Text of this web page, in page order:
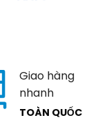
Giao hàng
nhanh
TOÀN QUỐC